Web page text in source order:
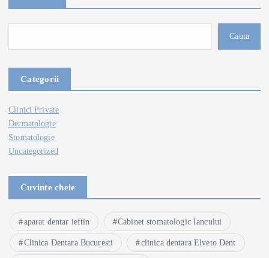
Cauta
Categorii
Clinici Private
Dermatologie
Stomatologie
Uncategorized
Cuvinte cheie
aparat dentar ieftin Cabinet stomatologic Iancului
Clinica Dentara Bucuresti clinica dentara Elveto Dent